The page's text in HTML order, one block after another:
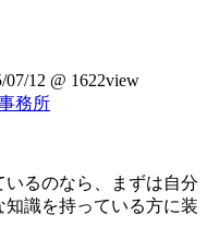
12 @ 1622view
務所
るのなら、まずは自分
識を持っている方に装